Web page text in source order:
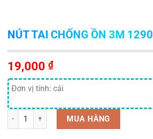
NÚT TAI CHỐNG ỒN 3M 1290
19,000 ₫
Đơn vị tính: cái
Số lượng MUA HÀNG